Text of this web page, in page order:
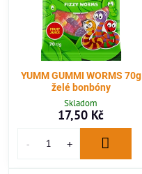
YUMM GUMMI WORMS 70g
želé bonbóny
Skladom
17,50 Kč